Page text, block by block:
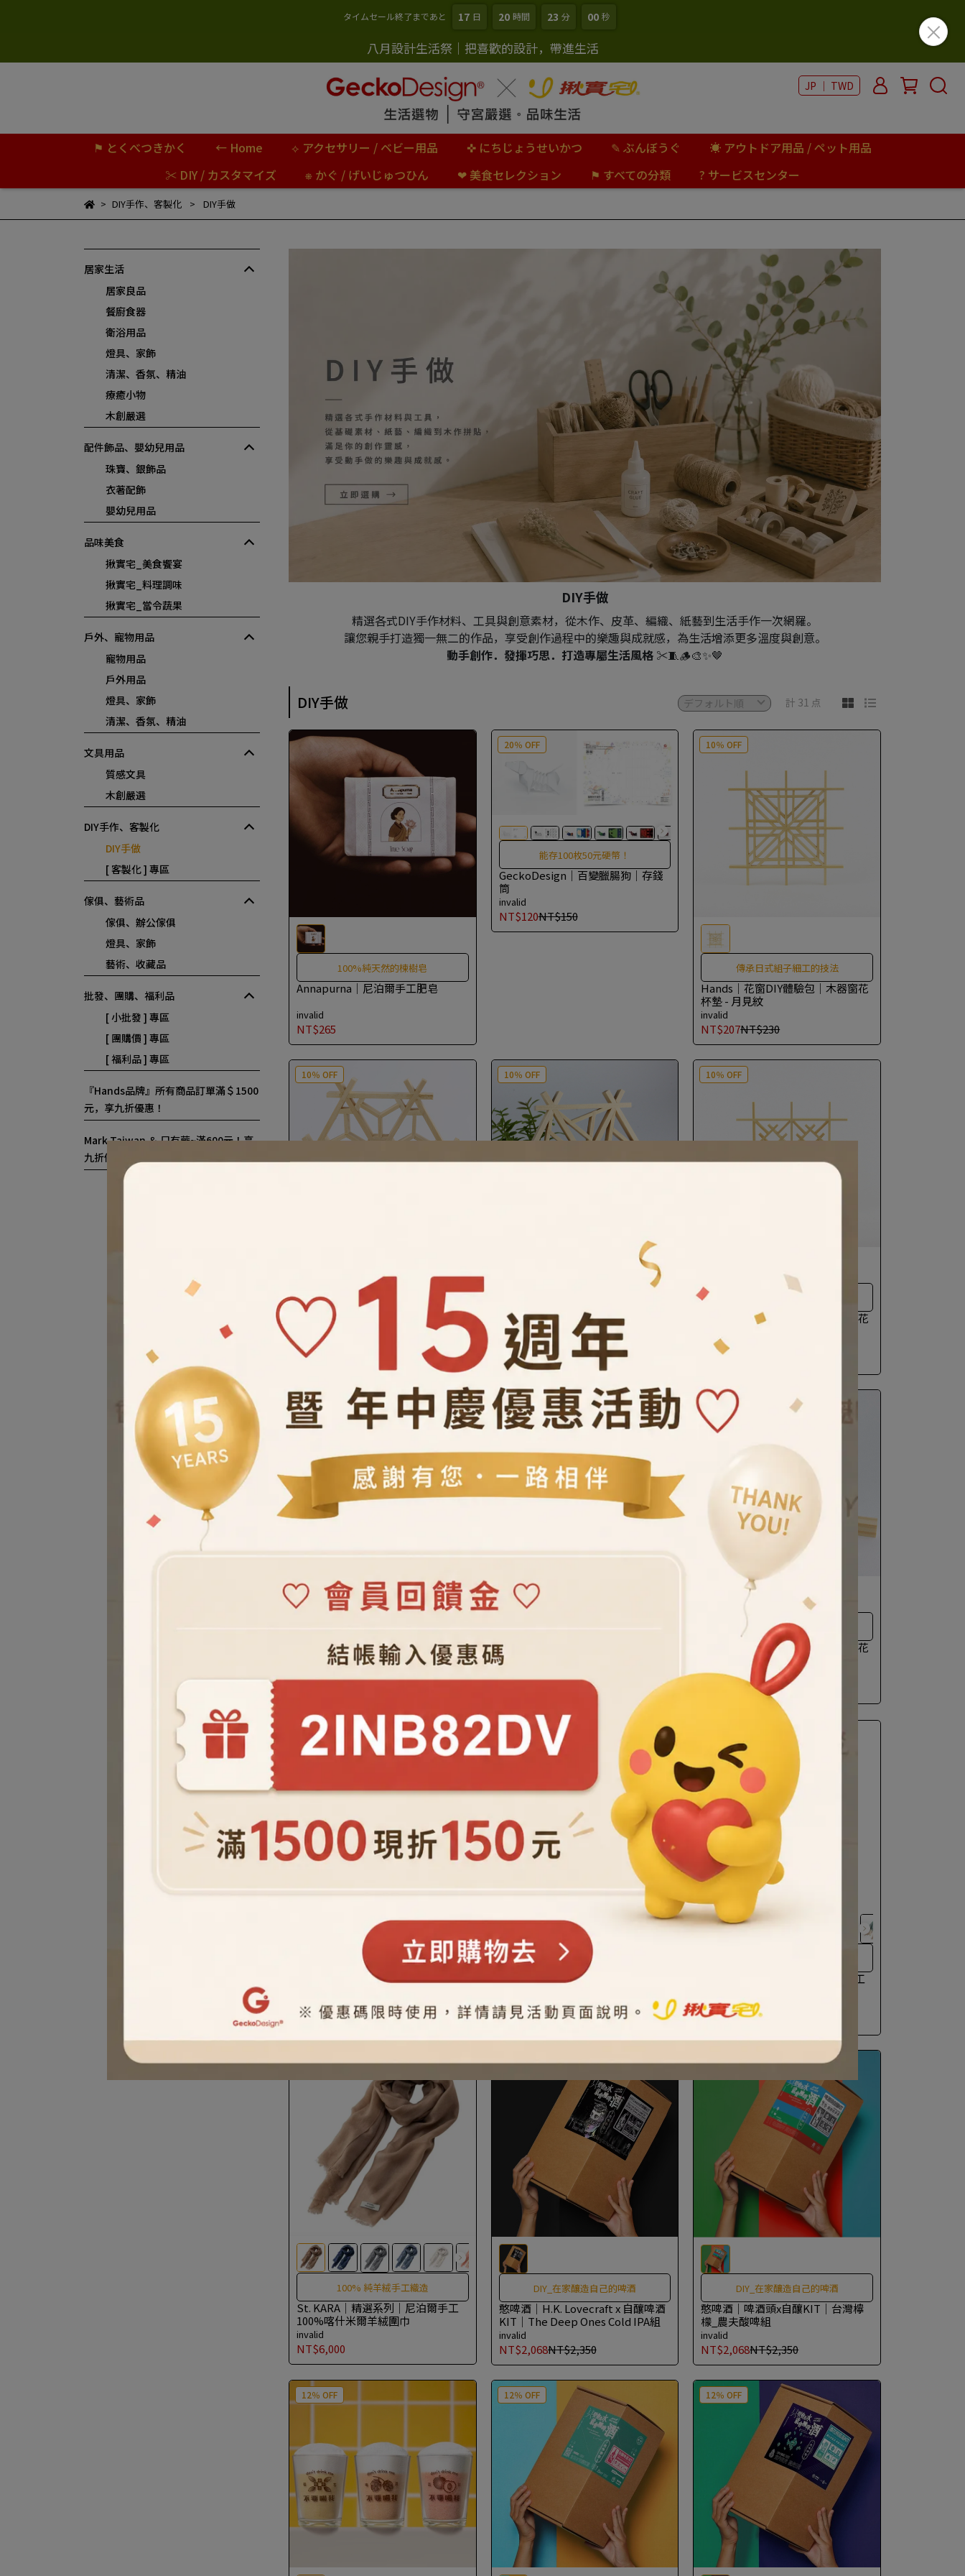
タイムセール終了まであと 17 日 20 時間 22 分 58 秒
八月設計生活祭｜把喜歡的設計，帶進生活
JP ｜ TWD
⚑ とくべつきかく ← Home ⟡ アクセサリー / ベビー用品 ✜ にちじょうせいかつ ✎ ぶんぼうぐ
☀ アウトドア用品 / ペット用品
✂ DIY / カスタマイズ
⎈ かぐ / げいじゅつひん ❤︎ 美食セレクション ⚑ すべての分類 ? サービスセンター
DIY手作、客製化 DIY手做
居家生活
居家良品
餐廚食器
衛浴用品
燈具、家飾
清潔、香氛、精油
療癒小物
木創嚴選
配件飾品、嬰幼兒用品
珠寶、銀飾品
衣著配飾
嬰幼兒用品
品味美食
揪實宅_美食饗宴
揪實宅_料理調味
揪實宅_當令蔬果
戶外、寵物用品
寵物用品
戶外用品
燈具、家飾
清潔、香氛、精油
文具用品
質感文具
木創嚴選
DIY手作、客製化
DIY手做
[ 客製化 ] 專區
傢俱、藝術品
傢俱、辦公傢俱
燈具、家飾
藝術、收藏品
批發、團購、福利品
[ 小批發 ] 專區
[ 團購價 ] 專區
[ 福利品 ] 專區
『Hands品牌』所有商品訂單滿＄1500
元，享九折優惠！
Mark Taiwan ＆ 只有蕨~滿600元！享
九折優惠
DIY手做
精選各式DIY手作材料、工具與創意素材，從木作、皮革、編織、紙藝到生活手作一次網羅。
讓您親手打造獨一無二的作品，享受創作過程中的樂趣與成就感，為生活增添更多溫度與創意。
動手創作．發揮巧思．打造專屬生活風格 ✂️🧵🪵🎨✨🤎
DIY手做 計 31 点
100%純天然的楝樹皂
Annapurna｜尼泊爾手工肥皂
invalid
NT$265
20％ OFF
能存100枚50元硬幣！
GeckoDesign｜百變臘腸狗｜存錢
筒
invalid
NT$120NT$150
10％ OFF
傳承日式組子細工的技法
Hands｜花窗DIY體驗包｜木器窗花
杯墊 - 月見紋
invalid
NT$207NT$230
10％ OFF
櫻花紋,祈求豐收、富貴繁榮
Hands｜花窗DIY體驗包｜木器窗花
杯墊 - 櫻花紋
invalid
NT$171
10％ OFF
Hands｜花窗DIY體驗包｜木器窗花
杯墊 - 菱格紋
invalid
NT$171NT$190
10％ OFF
Hands｜花窗DIY體驗包｜木器窗花
invalid
NT$207
10％ OFF
Hands｜花窗DIY體驗包｜木器窗花
杯墊 - 雪花紋
10％ OFF
Hands｜花窗DIY體驗包｜木器窗花
杯墊 - 麻花紋
10％ OFF
龜甲紋,有長壽延年的意義
Hands｜花窗DIY體驗包｜木器窗花
杯墊 - 龜甲紋
invalid
NT$180
10％ OFF
調製自己專屬顏色
SKB｜INK-500 Color Mix 玩色｜自
invalid
NT$450 NT$500
100% 純羊絨手工織造
St. KARA｜ 和平系列｜尼泊爾手工
invalid
NT$4,500
St. KARA｜ 蘭花系列｜尼泊爾手工
invalid
NT$3,600
100% 純羊絨手工織造
St. KARA｜精選系列｜尼泊爾手工
100%喀什米爾羊絨圍巾
invalid
NT$6,000
12％ OFF
DIY_在家釀造自己的啤酒
憨啤酒｜H.K. Lovecraft x 自釀啤酒
KIT｜The Deep Ones Cold IPA組
invalid
NT$2,068NT$2,350
12％ OFF
DIY_在家釀造自己的啤酒
憨啤酒｜啤酒頭x自釀KIT｜台灣檸
檬_農夫酸啤組
invalid
NT$2,068NT$2,350
12％ OFF 12％ OFF 12％ OFF